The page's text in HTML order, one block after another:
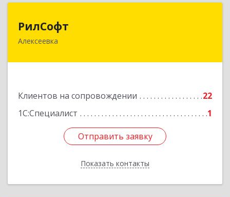
РилСофт
Алексеевка
Клиентов на сопровождении
22
1С:Специалист
1
Отправить заявку
Показать контакты
309850, Белгородская обл, Алексеевский р-н,
Отправить заявку
Назад